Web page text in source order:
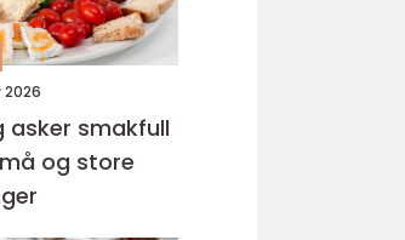
2026
smakfull
og store